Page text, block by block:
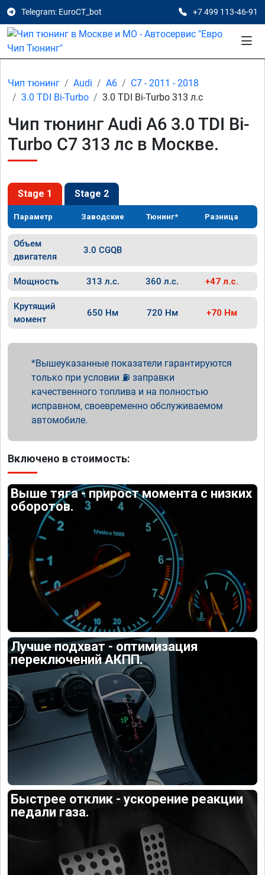
Telegram: EuroCT_bot +7 499 113-46-91
Чип тюнинг Audi A6
C7 - 2011 - 2018
3.0 TDI Bi-Turbo
3.0 TDI Bi-Turbo 313 л.с
Чип тюнинг Audi A6 3.0 TDI Bi-
Turbo C7 313 лс в Москве.
Stage 1 Stage 2
Параметр Заводские Тюнинг* Разница
Объем
двигателя
3.0 CGQB
Мощность 313 л.с. 360 л.с. +47 л.с.
Крутящий
момент
650 Нм 720 Нм +70 Нм
Вышеуказанные показатели гарантируются
только при условии ⛽ заправки
качественного топлива и на полностью
исправном, своевременно обслуживаемом
автомобиле.
Включено в стоимость:
Выше тяга - прирост момента с низких
оборотов.
Лучше подхват - оптимизация
переключений АКПП.
Быстрее отклик - ускорение реакции
педали газа.